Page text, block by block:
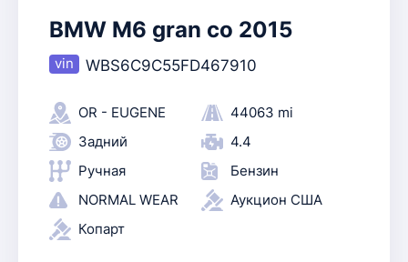
BMW M6 gran co 2015
WBS6C9C55FD467910
OR - EUGENE
44063 mi
Задний
4.4
Ручная
Бензин
NORMAL WEAR
Аукцион США
Копарт